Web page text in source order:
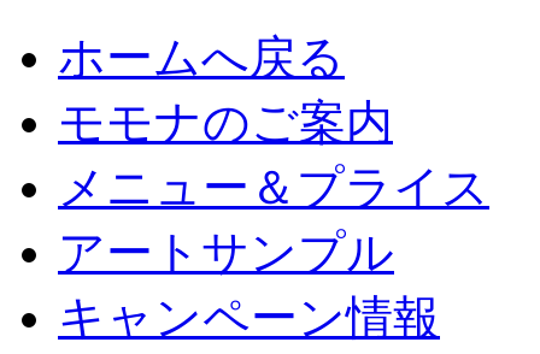
ホームへ戻る
モモナのご案内
メニュー＆プライス
アートサンプル
キャンペーン情報